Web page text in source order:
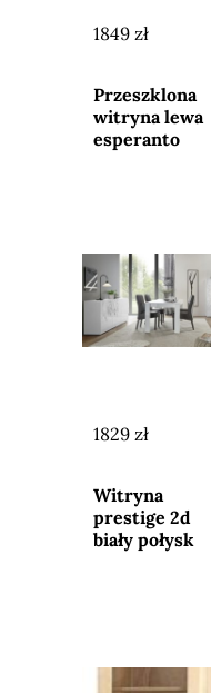
1849 zł
sklepu
Przeszklona
witryna lewa
esperanto
1829 zł
sklepu
Witryna
prestige 2d
biały połysk